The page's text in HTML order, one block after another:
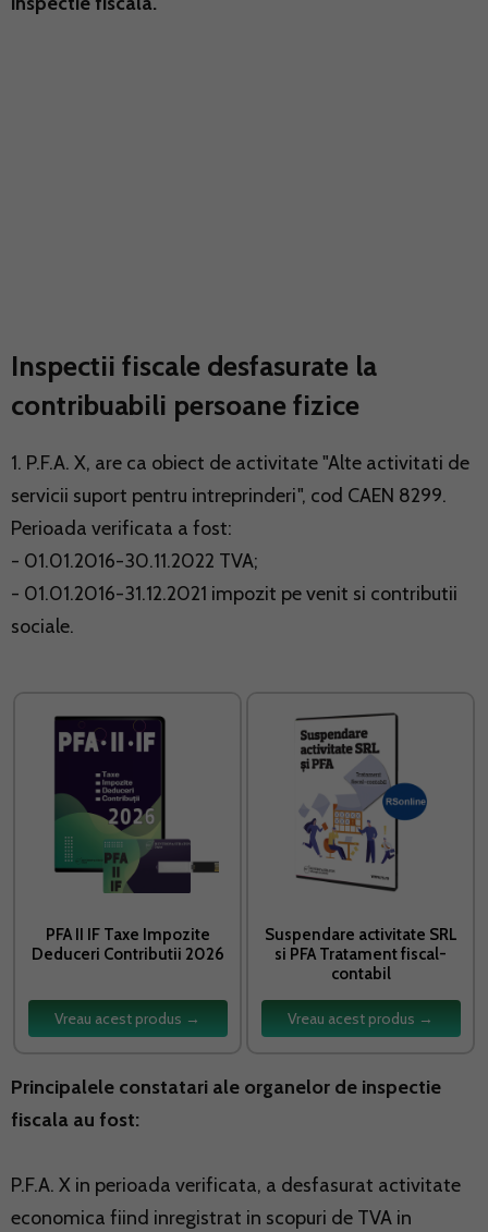
Inspectii fiscale desfasurate la
contribuabili persoane fizice
1. P.F.A. X, are ca obiect de activitate "Alte activitati de
servicii suport pentru intreprinderi", cod CAEN 8299.
Perioada verificata a fost:
- 01.01.2016-30.11.2022 TVA;
- 01.01.2016-31.12.2021 impozit pe venit si contributii
sociale.
PFA II IF Taxe Impozite
Deduceri Contributii 2026
Vreau acest produs →
Suspendare activitate SRL
si PFA Tratament fiscal-
contabil
Vreau acest produs →
Principalele constatari ale organelor de inspectie
fiscala au fost:
P.F.A. X in perioada verificata, a desfasurat activitate
economica fiind inregistrat in scopuri de TVA in